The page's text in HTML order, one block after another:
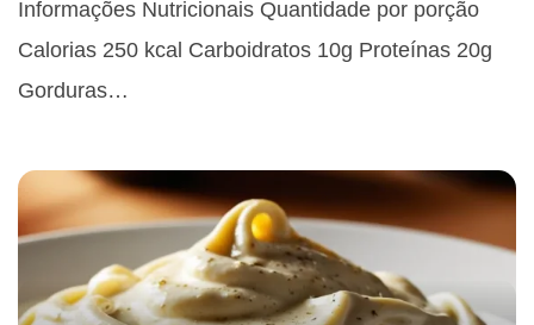
Informações Nutricionais Quantidade por porção
Calorias 250 kcal Carboidratos 10g Proteínas 20g
Gorduras…